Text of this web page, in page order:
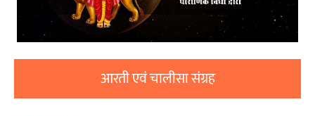
आरती एवं चालीसा संग्रह